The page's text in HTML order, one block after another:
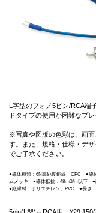
L字型のフォノ5ピン/RCA
ドタイプの使用が困難なプ
※写真や図版の色彩は、画面
す。また、規格・仕様・デ
でご了承ください。
●導体種類：6N高純度銅線、OFC ●導
ムメッキ ●導体抵抗：48mΩ/m以下 ●
●絶縁材：ポリエチレン、PVC ●長さ